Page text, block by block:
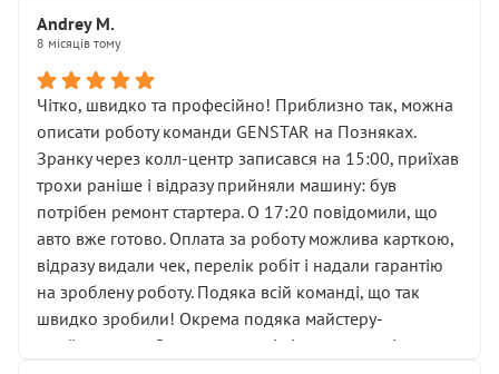
Для людини, яка хоча б трохи розуміється на техніці,
це звучить як мінімум непрофесійно, а як максимум —
спроба продати дорогий вузол замість елементарних
ущільнювачів.
Що прикро — це не перший мій візит. Раніше міняв у
вас стартер, і тоді сервіс наче справив хороше
враження. Але згодом знайшов декілька гайок під
лобовим склом. Мені пояснили, що це “старі гайки, які
відкручували”, і попросили не хвилюватися. ( надіюсь
новий власник, не застяг в полі))
Але після нинішнього візиту такі дрібниці вже не
здаються дрібницями.
Я — клієнт, який працює на довірі, і саме її цей сервіс
Andrey M.
8 місяців тому
Чітко, швидко та професійно! Приблизно так, можна
описати роботу команди GENSTAR на Позняках.
Зранку через колл-центр записався на 15:00, приїхав
трохи раніше і відразу прийняли машину: був
потрібен ремонт стартера. О 17:20 повідомили, що
авто вже готово. Оплата за роботу можлива карткою,
відразу видали чек, перелік робіт і надали гарантію
на зроблену роботу. Подяка всій команді, що так
швидко зробили! Окрема подяка майстеру-
приймальнику Олександру: всі чітко та по суті.